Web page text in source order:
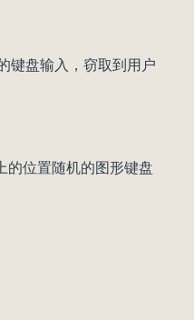
键盘输入，窃取到用户
的位置随机的图形键盘